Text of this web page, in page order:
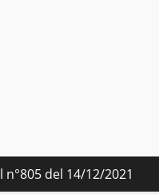
del 14/12/2021